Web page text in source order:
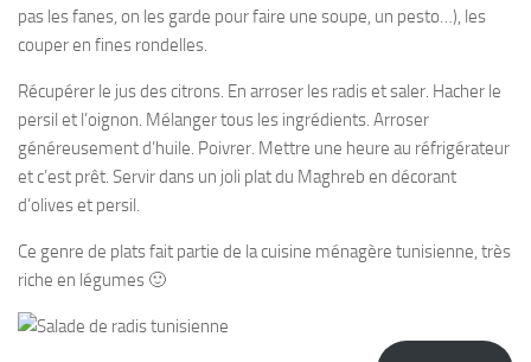
pas les fanes, on les garde pour faire une soupe, un pesto…), les
couper en fines rondelles.
Récupérer le jus des citrons. En arroser les radis et saler. Hacher le
persil et l’oignon. Mélanger tous les ingrédients. Arroser
généreusement d’huile. Poivrer. Mettre une heure au réfrigérateur
et c’est prêt. Servir dans un joli plat du Maghreb en décorant
d’olives et persil.
Ce genre de plats fait partie de la cuisine ménagère tunisienne, très
riche en légumes 🙂